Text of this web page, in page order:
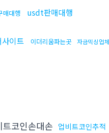
대행 usdt판매대행
이트 이더리움파는곳 자금믹싱업체
트코인손대손 업비트코인추적